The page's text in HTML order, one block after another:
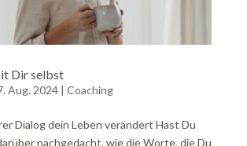
Dir selbst
Aug. 2024| Coaching
Dialog dein Leben verändert Hast Du
nachgedacht, wie die Worte, die Du